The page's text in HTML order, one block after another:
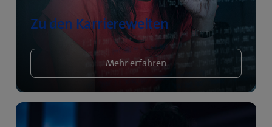
Zu den Karrierewelten
Mehr erfahren